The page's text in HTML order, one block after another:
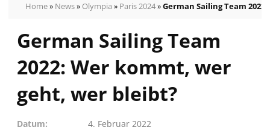
Home» News» Olympia » Paris 2024»German Sailing Team
German Sailing Team
2022: Wer kommt, wer
geht, wer bleibt?
Datum
4. Februar 2022